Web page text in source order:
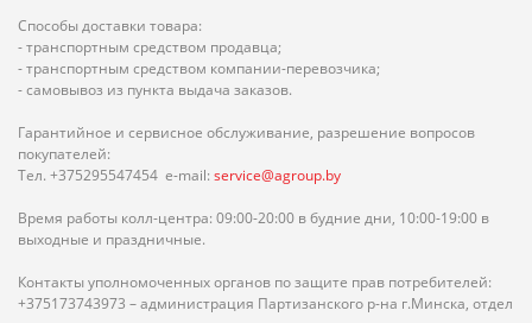
Способы доставки товара:
- транспортным средством продавца;
- транспортным средством компании-перевозчика;
- самовывоз из пункта выдача заказов.
Гарантийное и сервисное обслуживание, разрешение вопросов
покупателей:
Тел. +375295547454 e-mail: service@agroup.by
Время работы колл-центра: 09:00-20:00 в будние дни, 10:00-19:00 в
выходные и праздничные.
Контакты уполномоченных органов по защите прав потребителей:
+375173743973 – администрация Партизанского р-на г.Минска, отдел